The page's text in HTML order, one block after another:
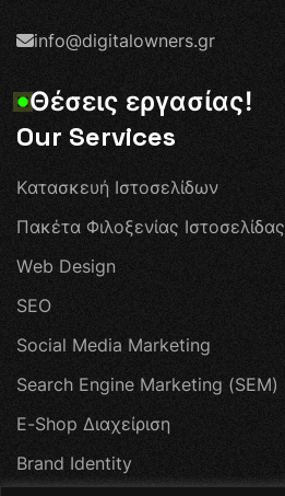
info@digitalowners.gr
Θέσεις εργασίας!
Our Services
Κατασκευή Ιστοσελίδων
Πακέτα Φιλοξενίας Ιστοσελίδας
Web Design
SEO
Social Media Marketing
Search Engine Marketing (SEM)
E-Shop Διαχείριση
Brand Identity